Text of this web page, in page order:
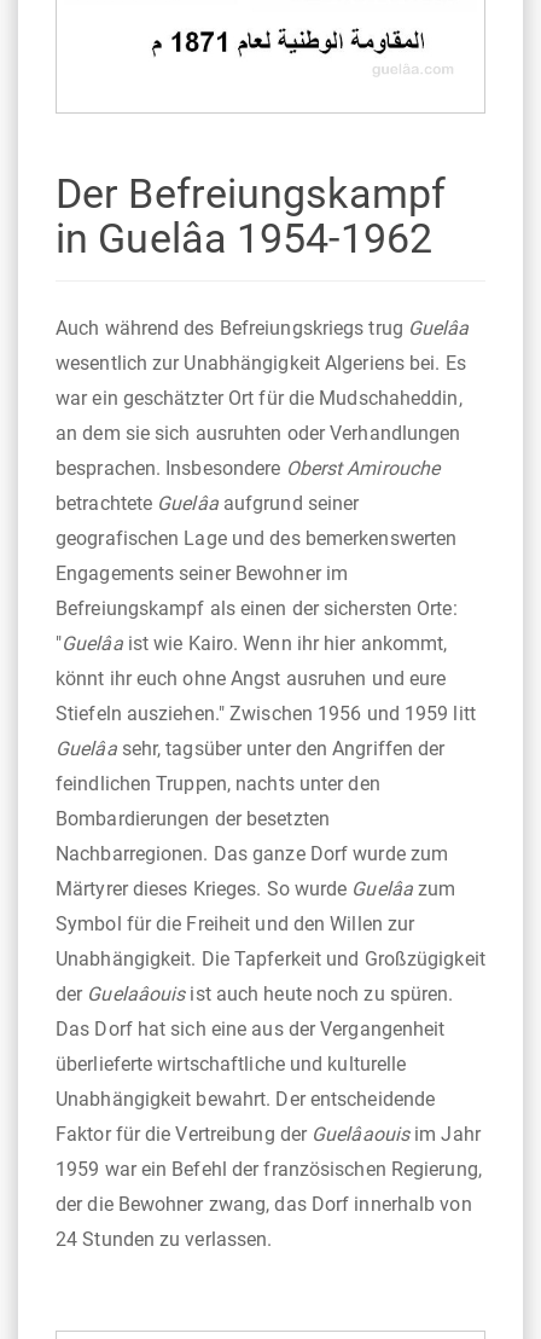
Der Befreiungskampf
in Guelâa 1954-1962
Auch während des Befreiungskriegs trug Guelâa
wesentlich zur Unabhängigkeit Algeriens bei. Es
war ein geschätzter Ort für die Mudschaheddin,
an dem sie sich ausruhten oder Verhandlungen
besprachen. Insbesondere Oberst Amirouche
betrachtete Guelâaaufgrund seiner
geografischen Lage und des bemerkenswerten
Engagements seiner Bewohner im
Befreiungskampf als einen der sichersten Orte:
"Guelâaist wie Kairo. Wenn ihr hier ankommt,
könnt ihr euch ohne Angst ausruhen und eure
Stiefeln ausziehen." Zwischen 1956 und 1959 litt
Guelâasehr, tagsüber unter den Angriffen der
feindlichen Truppen, nachts unter den
Bombardierungen der besetzten
Nachbarregionen. Das ganze Dorf wurde zum
Märtyrer dieses Krieges. So wurde Guelâazum
Symbol für die Freiheit und den Willen zur
Unabhängigkeit. Die Tapferkeit und Großzügigkeit
der Guelaâouisist auch heute noch zu spüren.
Das Dorf hat sich eine aus der Vergangenheit
überlieferte wirtschaftliche und kulturelle
Unabhängigkeit bewahrt. Der entscheidende
Faktor für die Vertreibung der Guelâaouisim Jahr
1959 war ein Befehl der französischen Regierung,
der die Bewohner zwang, das Dorf innerhalb von
24 Stunden zu verlassen.